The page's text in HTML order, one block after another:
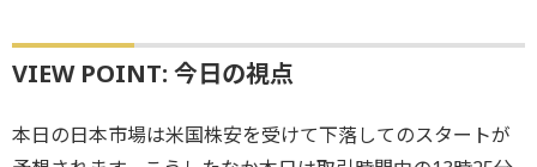
VIEW POINT: 今日の視点
本日の日本市場は米国株安を受けて下落してのスタートが